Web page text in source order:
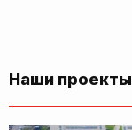
Наши проекты